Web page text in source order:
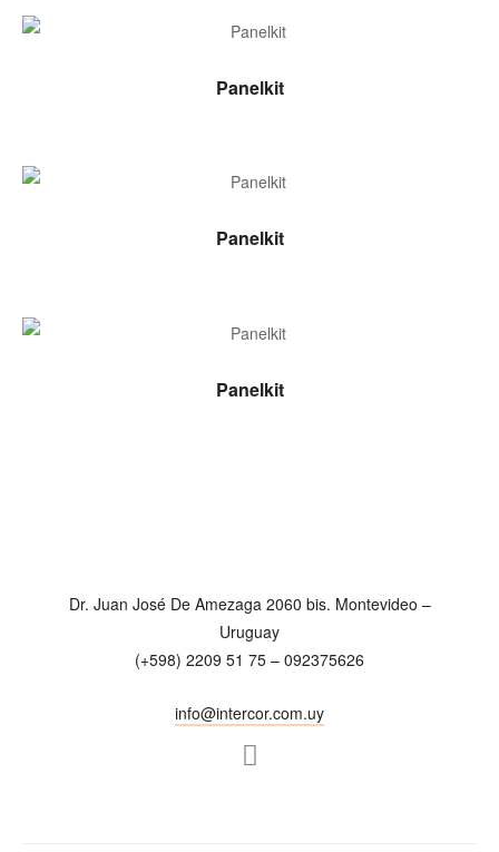
LEER MÁS
Panelkit
LEER MÁS
Panelkit
LEER MÁS
Panelkit
Dr. Juan José De Amezaga 2060 bis. Montevideo –
Uruguay
(+598) 2209 51 75 – 092375626
info@intercor.com.uy